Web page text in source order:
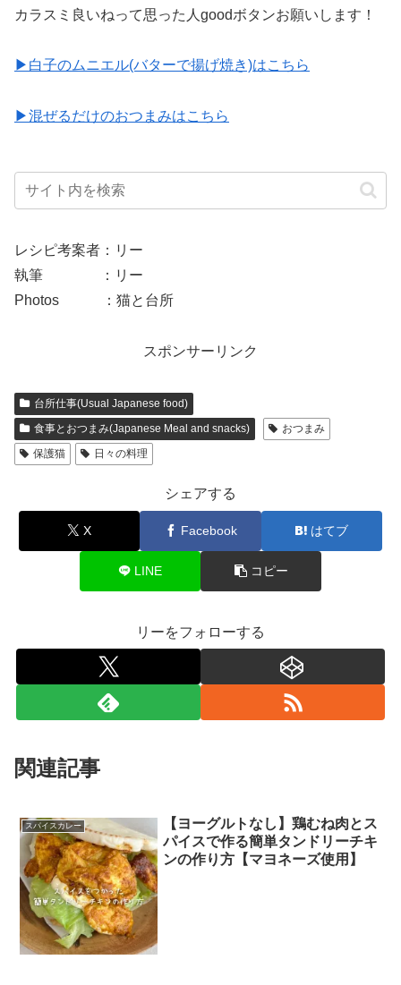
カラスミ良いねって思った人goodボタンお願いします！
▶︎白子のムニエル(バターで揚げ焼き)はこちら
▶︎混ぜるだけのおつまみはこちら
レシピ考案者：リー
執筆 ：リー
Photos ：猫と台所
スポンサーリンク
台所仕事(Usual Japanese food)
食事とおつまみ(Japanese Meal and snacks)
おつまみ
保護猫
日々の料理
シェアする
X Facebook はてブ
LINE コピー
リーをフォローする
関連記事
スパイスカレー
【ヨーグルトなし】鶏むね肉とス
パイスで作る簡単タンドリーチキ
ンの作り方【マヨネーズ使用】